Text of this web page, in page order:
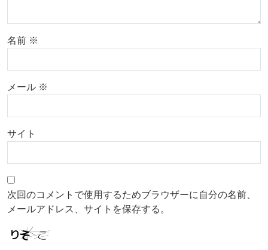
名前 ※
メール ※
サイト
次回のコメントで使用するためブラウザーに自分の名前、
メールアドレス、サイトを保存する。